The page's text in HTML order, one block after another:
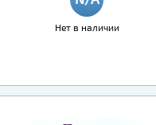
Нет в наличии